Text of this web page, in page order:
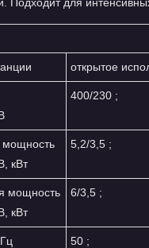
открытое
400/230 ;
кВт
5,2/3,5 ;
мощность
кВт
6/3,5 ;
50 ;